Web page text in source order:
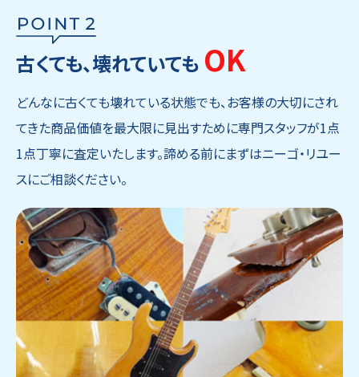
古くても、壊れていても OK
どんなに古くても壊れている状態でも、お客様の大切にされ
てきた商品価値を最大限に見出すために専門スタッフが1点
1点丁寧に査定いたします。諦める前にまずはニーゴ・リユー
スにご相談ください。